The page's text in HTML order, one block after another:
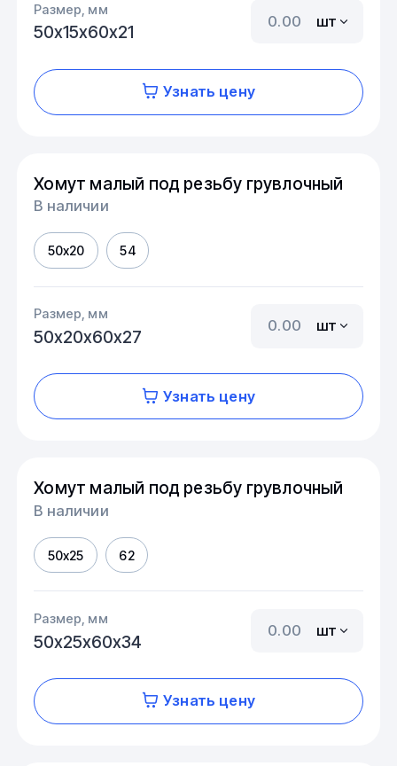
Размер, мм
50х15х60х21
шт
Узнать цену
Хомут малый под резьбу грувлочный
В наличии
50х20 54
Размер, мм
50х20х60х27
шт
Узнать цену
Хомут малый под резьбу грувлочный
В наличии
50х25 62
Размер, мм
50х25х60х34
шт
Узнать цену